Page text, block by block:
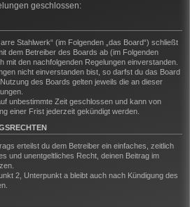
geschlossen:
Stahlwerk“ (im Folgenden „das Board“) schließt
dem Betreiber des Boards ab (im Folgenden
mit den nachfolgenden Regelungen einverstanden.
nicht einverstanden bist, so darfst du das Board
des Boards gelten jeweils die an dieser
unbestimmte Zeit geschlossen und kann von
einer Frist jederzeit gekündigt werden.
erteilst du dem Betreiber ein einfaches, zeitlich
und unentgeltliches Recht, deinen Beitrag im
2, Unterpunkt a bleibt auch nach Kündigung des